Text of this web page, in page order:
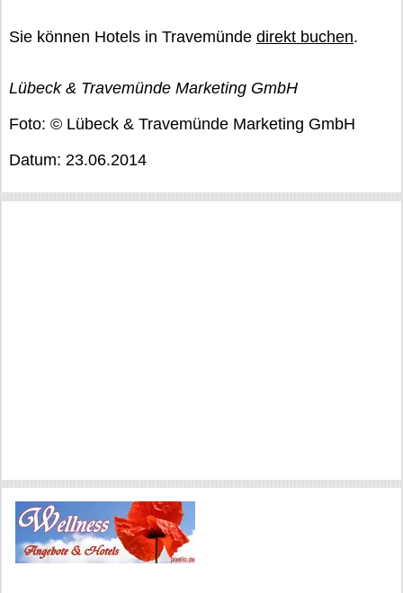
Sie können Hotels in Travemünde direkt buchen.
Lübeck & Travemünde Marketing GmbH
Foto: © Lübeck & Travemünde Marketing GmbH
Datum: 23.06.2014